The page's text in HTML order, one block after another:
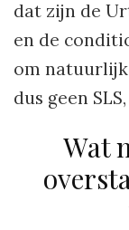
dat zijn de
en de
om
dus geen
Wat